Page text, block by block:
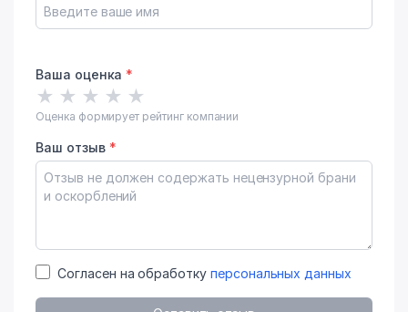
Ваша оценка *
★ ★ ★ ★ ★
Оценка формирует рейтинг компании
Ваш отзыв *
Согласен на обработку персональных данных